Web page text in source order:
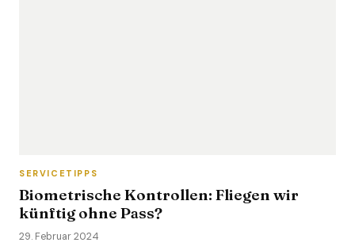
SERVICETIPPS
Biometrische Kontrollen: Fliegen wir
künftig ohne Pass?
29. Februar 2024